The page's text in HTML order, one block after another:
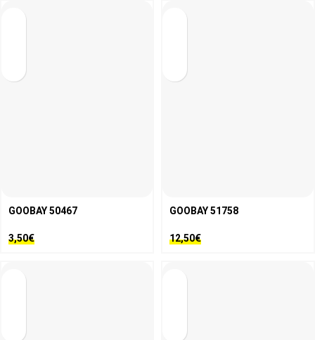
GOOBAY 50467
3,50€
GOOBAY 51758
12,50€